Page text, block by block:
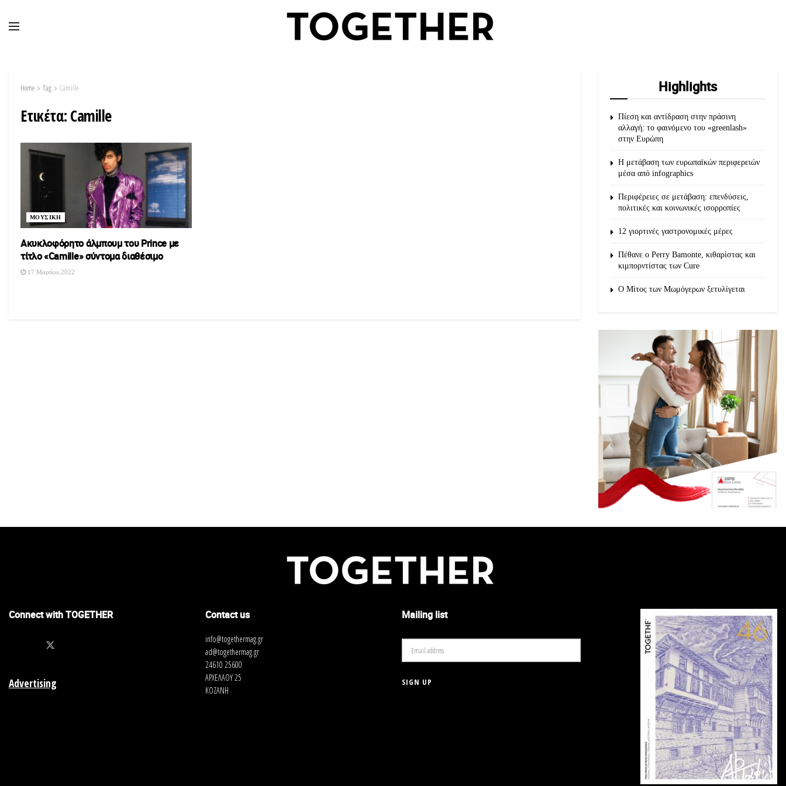
Home Tag Camille
Ετικέτα:Camille
ΜΟΥΣΙΚΗ
Ακυκλοφόρητο άλμπουμ του Prince με
τίτλο «Camille» σύντομα διαθέσιμο
17 Μαρτίου 2022
Highlights
Πίεση και αντίδραση στην πράσινη
αλλαγή: το φαινόμενο του «greenlash»
στην Ευρώπη
Η μετάβαση των ευρωπαϊκών περιφερειών
μέσα από infographics
Περιφέρειες σε μετάβαση: επενδύσεις,
πολιτικές και κοινωνικές ισορροπίες
12 γιορτινές γαστρονομικές μέρες
Πέθανε ο Perry Bamonte, κιθαρίστας και
κιμπορντίστας των Cure
O Μίτος των Μωμόγερων ξετυλίγεται
Connect with TOGETHER
Advertising
Contact us
info@togethermag.gr
ad@togethermag.gr
24610 25600
ΑΡΧΕΛΑΟΥ 25
ΚΟΖΑΝΗ
Mailing list